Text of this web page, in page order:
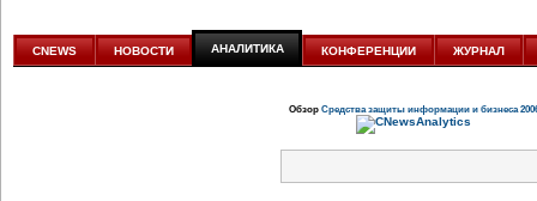
аналитике
CNEWS НОВОСТИ АНАЛИТИКА КОНФЕРЕНЦИИ ЖУРНАЛ
Обзор Средства защиты информации и бизнеса